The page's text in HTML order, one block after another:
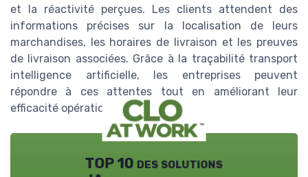
et la réactivité perçues. Les clients attendent des
informations précises sur la localisation de leurs
marchandises, les horaires de livraison et les preuves
de livraison associées. Grâce à la traçabilité transport
intelligence artificielle, les entreprises peuvent
répondre à ces attentes tout en améliorant leur
efficacité opérationnelle.
TOP 10 des solutions